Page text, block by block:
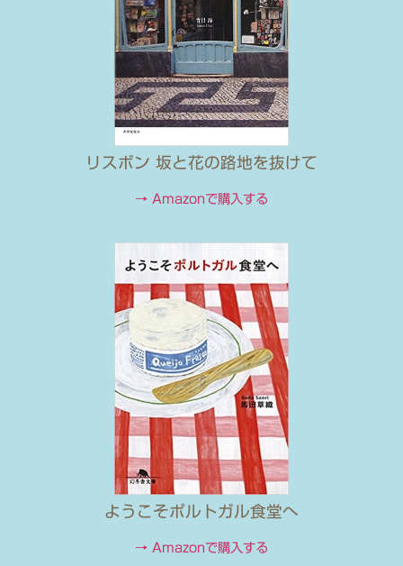
リスボン 坂と花の路地を抜けて
→ Amazonで購入する
ようこそポルトガル食堂へ
→ Amazonで購入する